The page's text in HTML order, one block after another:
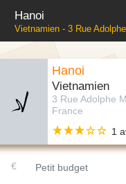
Hanoi
Vietnamien - 3 Rue
Hanoi
Vietnamien
3 Rue Adolphe
France
1
Petit budget